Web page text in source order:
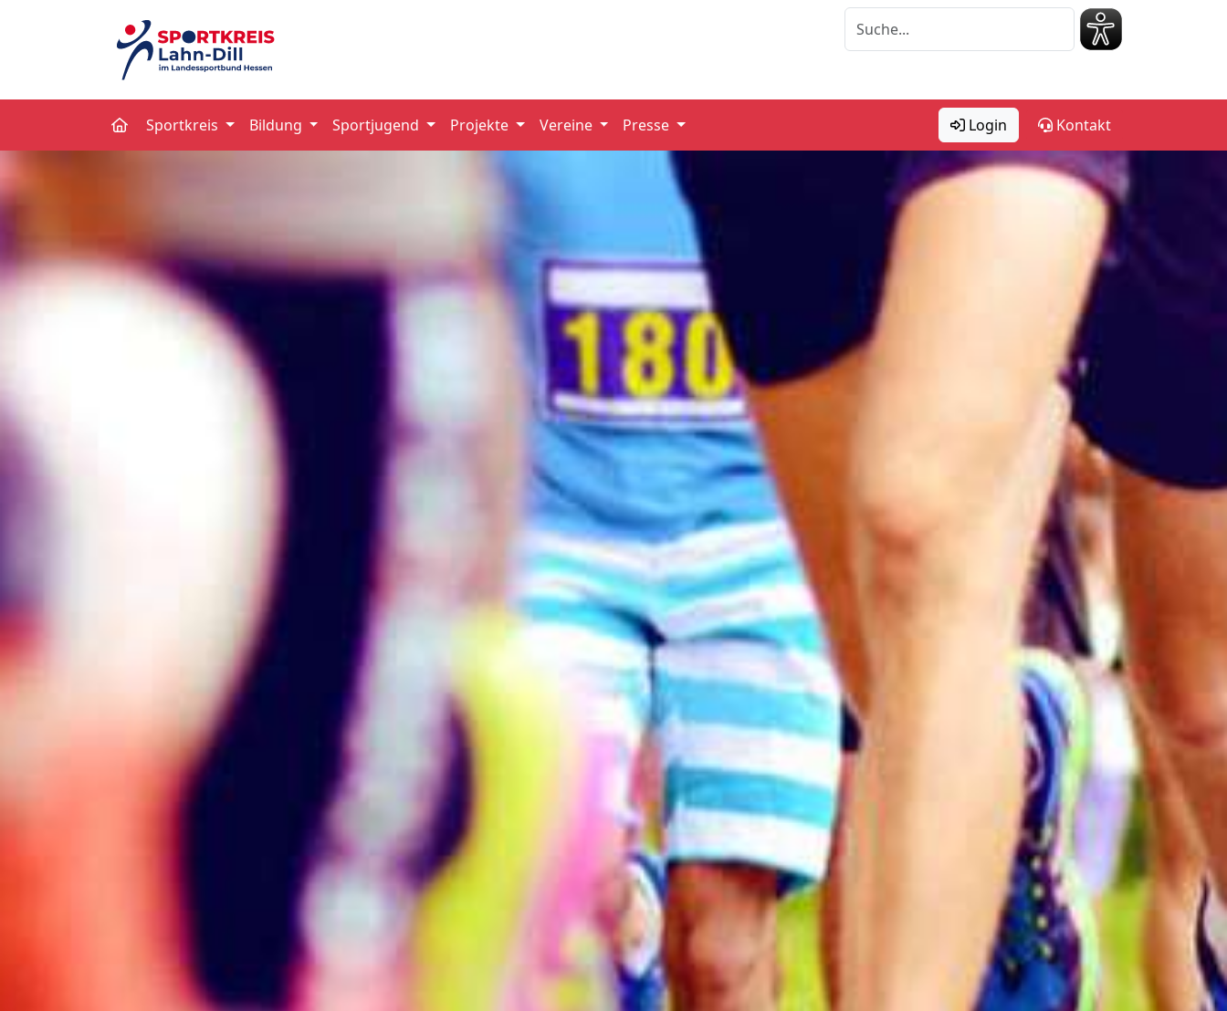
Sportkreis Bildung Sportjugend Projekte Vereine Presse Login Kontakt